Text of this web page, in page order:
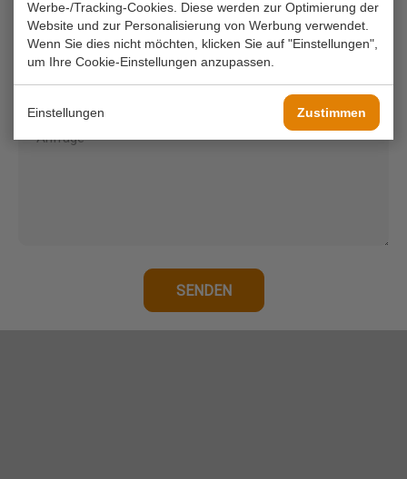
Werbe-/Tracking-Cookies. Diese werden zur Optimierung der
Website und zur Personalisierung von Werbung verwendet.
Wenn Sie dies nicht möchten, klicken Sie auf "Einstellungen",
um Ihre Cookie-Einstellungen anzupassen.
Einstellungen Zustimmen
Ihre E-Mail-Adresse*
Anfrage*